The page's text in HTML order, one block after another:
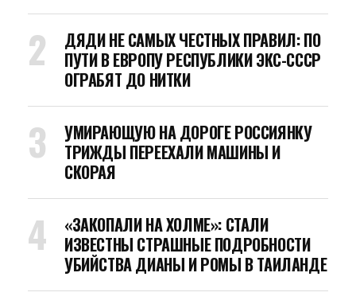
ДЯДИ НЕ САМЫХ ЧЕСТНЫХ ПРАВИЛ: ПО
ПУТИ В ЕВРОПУ РЕСПУБЛИКИ ЭКС-СССР
ОГРАБЯТ ДО НИТКИ
УМИРАЮЩУЮ НА ДОРОГЕ РОССИЯНКУ
ТРИЖДЫ ПЕРЕЕХАЛИ МАШИНЫ И
СКОРАЯ
«ЗАКОПАЛИ НА ХОЛМЕ»: СТАЛИ
ИЗВЕСТНЫ СТРАШНЫЕ ПОДРОБНОСТИ
УБИЙСТВА ДИАНЫ И РОМЫ В ТАИЛАНДЕ